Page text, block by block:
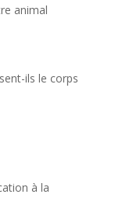
animal
ils le corps
à la